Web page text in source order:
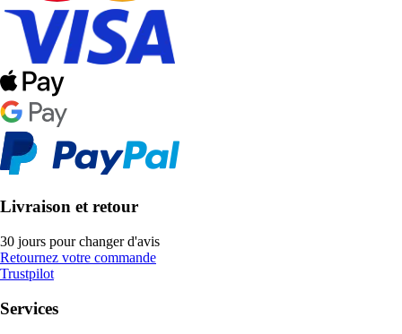
Livraison et retour
30 jours pour changer d'avis
Retournez votre commande
Trustpilot
Services